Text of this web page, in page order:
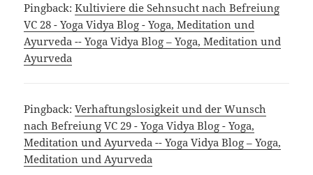
Pingback:Kultiviere die Sehnsucht nach Befreiung
VC 28 - Yoga Vidya Blog - Yoga, Meditation und
Ayurveda -- Yoga Vidya Blog – Yoga, Meditation und
Ayurveda
Pingback:Verhaftungslosigkeit und der Wunsch
nach Befreiung VC 29 - Yoga Vidya Blog - Yoga,
Meditation und Ayurveda -- Yoga Vidya Blog – Yoga,
Meditation und Ayurveda